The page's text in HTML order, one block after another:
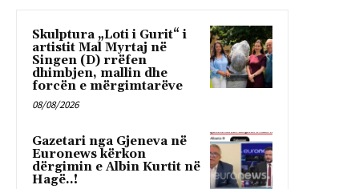
Skulptura „Loti i Gurit“ i
artistit Mal Myrtaj në
Singen (D) rrëfen
dhimbjen, mallin dhe
forcën e mërgimtarëve
08/08/2026
Gazetari nga Gjeneva në
Euronews kërkon
dërgimin e Albin Kurtit në
Hagë..!